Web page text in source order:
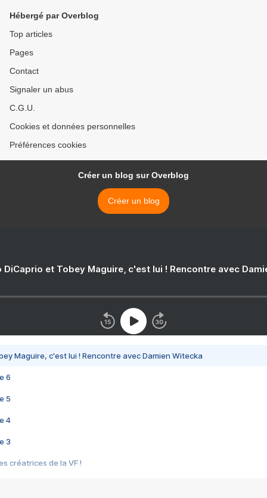
Hébergé par Overblog
Top articles
Pages
Contact
Signaler un abus
C.G.U.
Cookies et données personnelles
Préférences cookies
Créer un blog sur Overblog
Créer un blog
DiCaprio et Tobey Maguire, c'est lui ! Rencontre avec
Maguire, c'est lui ! Rencontre avec Damien Witecka
6
5
4
3
créatrices de la VF !